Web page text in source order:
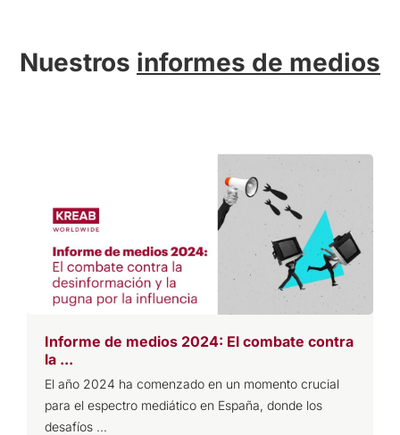
Nuestros informes de medios
Informe de medios 2024: El combate contra
la ...
El año 2024 ha comenzado en un momento crucial
para el espectro mediático en España, donde los
desafíos ...